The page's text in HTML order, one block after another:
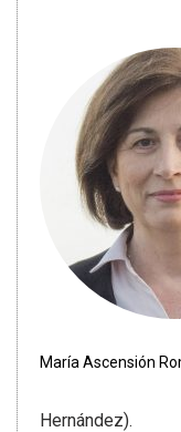
María Ascensión
Hernández).